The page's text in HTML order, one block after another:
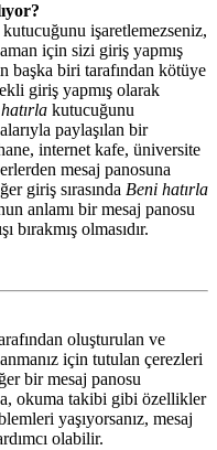
kutucuğunu işaretlemezseniz,
için sizi giriş yapmış
başka biri tarafından kötüye
giriş yapmış olarak
kutucuğunu
paylaşılan bir
internet kafe, üniversite
mesaj panosuna
giriş sırasında Beni hatırla
anlamı bir mesaj panosu
bırakmış olmasıdır.
oluşturulan ve
için tutulan çerezleri
bir mesaj panosu
okuma takibi gibi özellikler
yaşıyorsanız, mesaj
olabilir.